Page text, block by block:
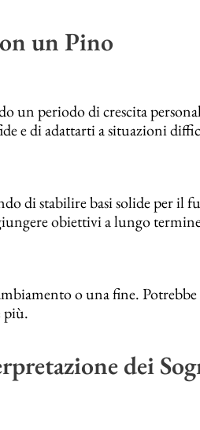
un Pino
un periodo di crescita
e di adattarti a situazioni
di stabilire basi solide per il
obiettivi a lungo
o una fine. Potrebbe
più.
dei